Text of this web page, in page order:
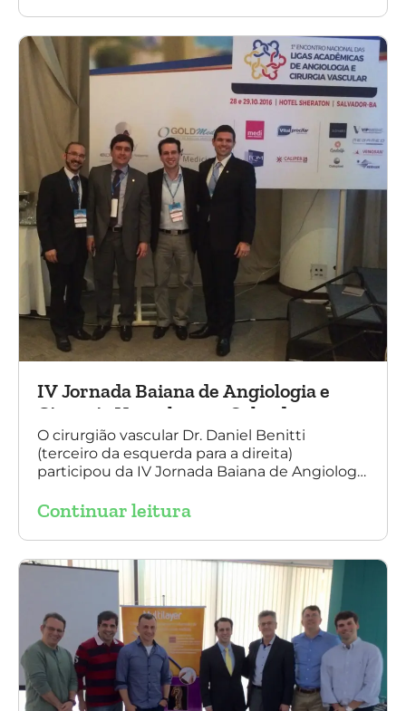
IV Jornada Baiana de Angiologia e
Cirurgia Vascular, em Salvador
O cirurgião vascular Dr. Daniel Benitti
(terceiro da esquerda para a direita)
participou da IV Jornada Baiana de Angiologia
29 de outubro. Na foto também está
SBACV (Sociedade Brasileira de Angiologia e
de Cirurgia Vascular) Bahia.
Continuar leitura